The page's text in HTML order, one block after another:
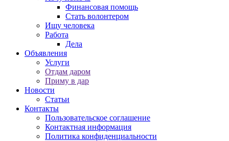
Финансовая помощь
Стать волонтером
Ищу человека
Работа
Дела
Объявления
Услуги
Отдам даром
Приму в дар
Новости
Статьи
Контакты
Пользовательское соглашение
Контактная информация
Политика конфиденциальности